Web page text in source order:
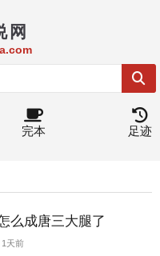
网
完本 足迹
么成唐三大腿了
天前